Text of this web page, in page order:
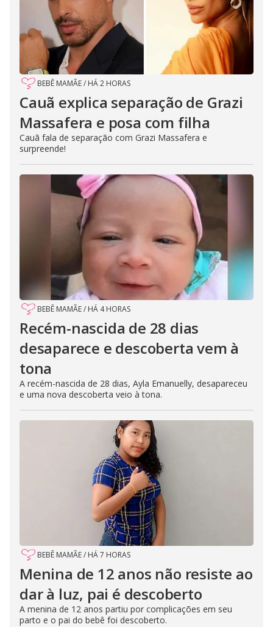
BEBÊ MAMÃE/ HÁ 2 HORAS
Cauã explica separação de Grazi
Massafera e posa com filha
Cauã fala de separação com Grazi Massafera e
surpreende!
BEBÊ MAMÃE/ HÁ 4 HORAS
Recém-nascida de 28 dias
desaparece e descoberta vem à
tona
A recém-nascida de 28 dias, Ayla Emanuelly, desapareceu
e uma nova descoberta veio à tona.
BEBÊ MAMÃE/ HÁ 7 HORAS
Menina de 12 anos não resiste ao
dar à luz, pai é descoberto
A menina de 12 anos partiu por complicações em seu
parto e o pai do bebê foi descoberto.